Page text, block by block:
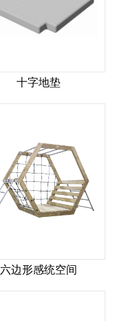
十字地垫
六边形感统空间